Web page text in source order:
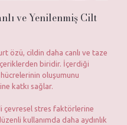
ve Yenilenmiş Cilt
özü, cildin daha canlı ve taze
biridir. İçerdiği
oluşumunu
katkı sağlar.
çevresel stres faktörlerine
kullanımda daha aydınlık